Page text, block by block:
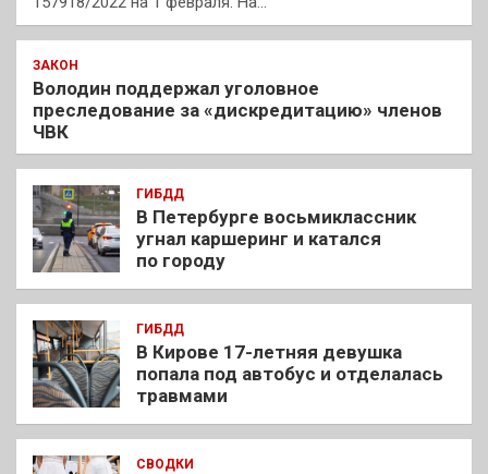
ЗАКОН
Володин поддержал уголовное
преследование за «дискредитацию» членов
ЧВК
ГИБДД
В Петербурге восьмиклассник
угнал каршеринг и катался
по городу
ГИБДД
В Кирове 17-летняя девушка
попала под автобус и отделалась
травмами
СВОДКИ